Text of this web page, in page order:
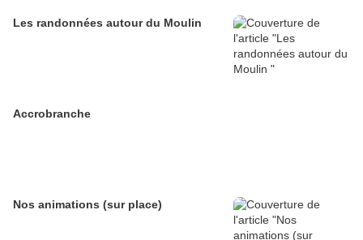
Les randonnées autour du Moulin
Accrobranche
Nos animations (sur place)